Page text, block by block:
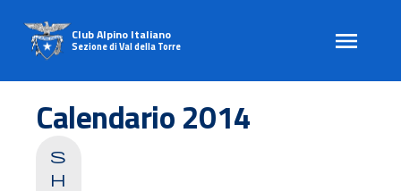
content
Club Alpino Italiano
Sezione di Val della Torre
Calendario 2014
s
h